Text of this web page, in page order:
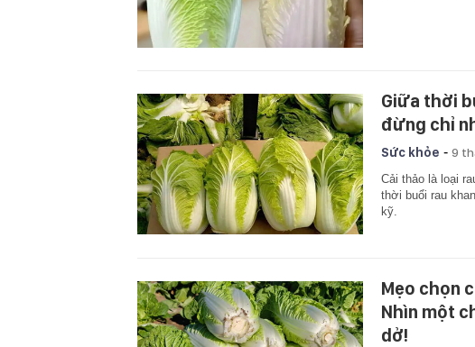
Giữa thời
đừng chỉ
Sức khỏe - 9
Cải thảo là loại
thời buổi rau
kỹ.
Mẹo chọn
Nhìn một
dở!